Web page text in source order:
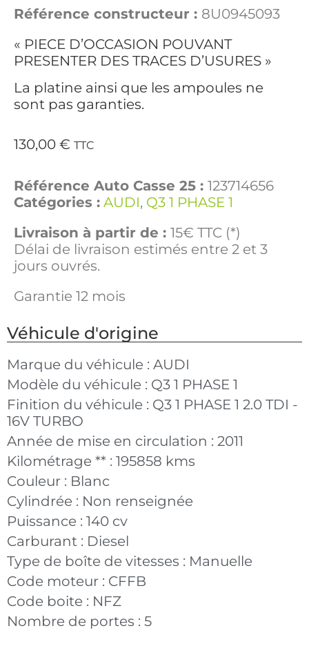
Référence constructeur : 8U0945093
« PIECE D’OCCASION POUVANT
PRESENTER DES TRACES D’USURES »
La platine ainsi que les ampoules ne
sont pas garanties.
130,00 € TTC
Référence Auto Casse 25 : 123714656
Catégories : AUDI, Q3 1 PHASE 1
Livraison à partir de : 15€ TTC (*)
Délai de livraison estimés entre 2 et 3
jours ouvrés.
Garantie 12 mois
Véhicule d'origine
Marque du véhicule : AUDI
Modèle du véhicule : Q3 1 PHASE 1
Finition du véhicule : Q3 1 PHASE 1 2.0 TDI -
16V TURBO
Année de mise en circulation : 2011
Kilométrage ** : 195858 kms
Couleur : Blanc
Cylindrée : Non renseignée
Puissance : 140 cv
Carburant : Diesel
Type de boîte de vitesses : Manuelle
Code moteur : CFFB
Code boite : NFZ
Nombre de portes : 5